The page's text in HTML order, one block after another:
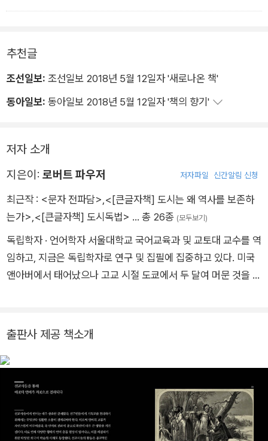
인공지능은 도구로서의 언어 장벽을 우리가 상상하는 그 이상으
만들어줄 수는 없다. 그것은 마땅히 사회적 동물인 인간의 역할이
며, 그점이야말로 이후 펼쳐질 모든 외국어 전파의 핵심이 되어야
할 것이다.
추천글
조선일보: 조선일보 2018년 5월 12일자 '새로나온 책'
동아일보: 동아일보 2018년 5월 12일자 '책의 향기'
저자 소개
지은이: 로버트 파우저 저자파일 신간알림 신청
최근작 : <문자 전파담> <[큰글자책] 도시는 왜 역사를 보존하
는가> <[큰글자책] 도시독법> … 총 26종 (모두보기)
독립학자 · 언어학자 서울대학교 국어교육과 및 교토대 교수를 역
임하고, 지금은 독립학자로 연구 및 집필에 집중하고 있다. 미국
앤아버에서 태어났으나 고교 시절 도쿄에서 두 달여 머문 것을 시
에게 한국·일본과의 인연은 여러모로 남다르다. 서울·교토·대전·
는 1년 반, 길게는 13년여를 살았다. 모어인 영어 외에 한국어·일
본어·독일어·에스파냐어·프랑스어·중국어·몽골어를 익혔고, 고전
과 라틴어·북미 선주민 언어·중세 한국어 문법을 공부했으며, 에
스페란토어·이탈리아어 등을 취미삼아 따로 독학했다. ― 2018
년 평생의 관심사인 '외국어'의 전파 과정을 통해 세계사를 읽는
출판사 제공 책소개